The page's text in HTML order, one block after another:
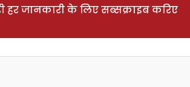
हर जानकारी के लिए सब्सक्राइब करिए